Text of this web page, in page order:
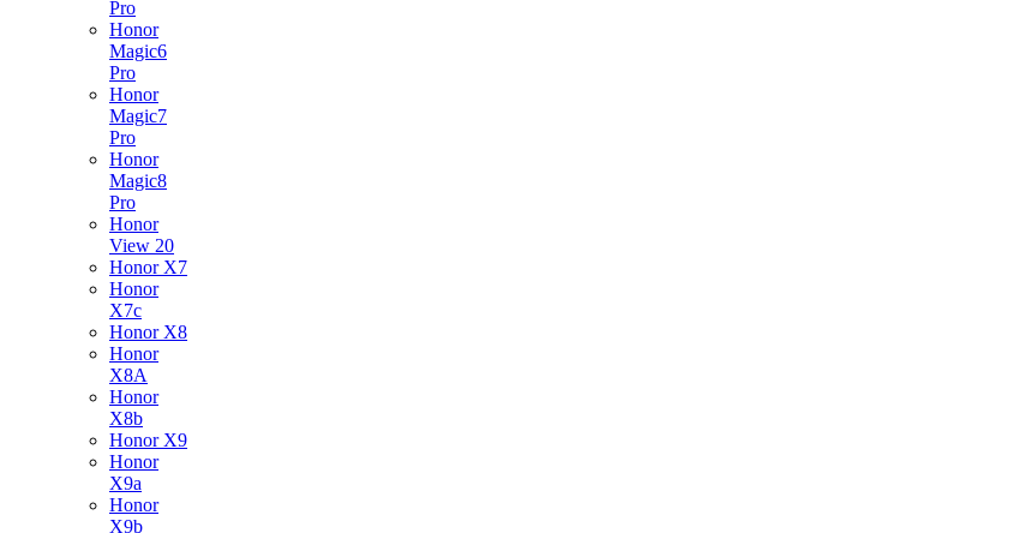
Pro
Honor
Magic6
Pro
Honor
Magic7
Pro
Honor
Magic8
Pro
Honor
View 20
Honor X7
Honor
X7c
Honor X8
Honor
X8A
Honor
X8b
Honor X9
Honor
X9a
Honor
X9b